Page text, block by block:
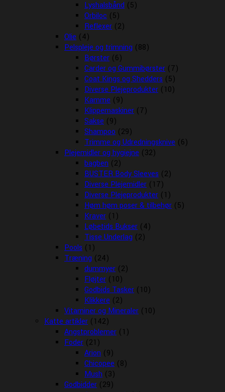
Lyshalsbånd (5)
Orbiloc (5)
Reflexer (2)
Olie (4)
Pelspleje og trimning (88)
Børster (6)
Carder og Gummibørster (7)
Coat Kings og Shedders (5)
Diverse Plejeprodukter (10)
Kamme (9)
Klippemaskiner (7)
Sakse (9)
Shampoo (29)
Trimme og Udredningsknive (6)
Plejemidler og hygiejne (32)
bagben (2)
BUSTER Body Sleeves (2)
Diverse Plejemidler (17)
Diverse Plejeprodukter (1)
Høm høm poser & tilbehør (5)
Kraver (1)
Løbetids Bukser (4)
Tisse Underlag (2)
Pools (1)
Træning (24)
dummyer (2)
Fløjter (10)
Godbids Tasker (10)
Klikkere (2)
Vitaminer og Mineraler (10)
Katte artikler (142)
Angstproblemer (1)
Foder (21)
Arion (9)
Chicopee (8)
Mush (3)
Godbidder (29)